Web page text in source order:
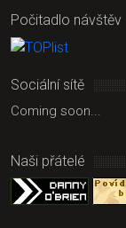
Počitadlo návštěv
Sociální sítě
Coming soon...
Naši přátelé